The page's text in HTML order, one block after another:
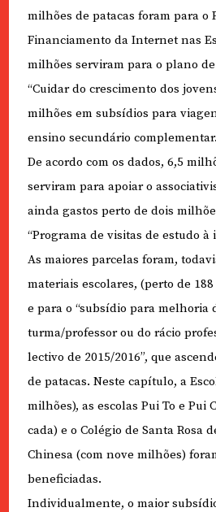
milhões de patacas foram para o
Financiamento da Internet nas
milhões serviram para o plano
“Cuidar do crescimento dos
milhões em subsídios para
ensino secundário complementar.
De acordo com os dados, 6,5
serviram para apoiar o
ainda gastos perto de dois
“Programa de visitas de estudo à
As maiores parcelas foram,
materiais escolares, (perto de
e para o “subsídio para melhoria
turma/professor ou do rácio
lectivo de 2015/2016”, que
de patacas. Neste capítulo, a
milhões), as escolas Pui To e Pui
cada) e o Colégio de Santa Rosa
Chinesa (com nove milhões)
beneficiadas.
Individualmente, o maior